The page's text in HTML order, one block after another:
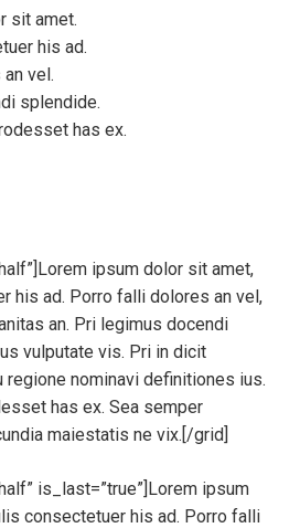
sit amet.
his ad.
vel.
splendide.
has ex.
ipsum dolor sit amet,
his ad. Porro falli dolores an vel,
an. Pri legimus docendi
vulputate vis. Pri in dicit
regione nominavi definitiones ius.
has ex. Sea semper
maiestatis ne vix.[/grid]
is_last=”true”]Lorem ipsum
consectetuer his ad. Porro falli